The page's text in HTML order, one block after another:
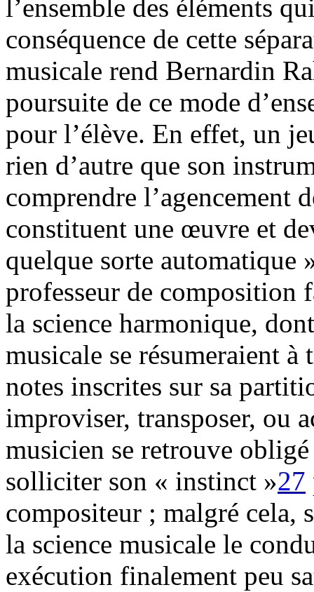
l’ensemble des éléments
conséquence de cette
musicale rend Bernardin
poursuite de ce mode
pour l’élève. En effet, un
rien d’autre que son
comprendre l’agencement
constituent une œuvre et
quelque sorte automatique
professeur de composition
la science harmonique,
musicale se résumeraient
notes inscrites sur sa
improviser, transposer, ou
musicien se retrouve
solliciter son « instinct »27
compositeur ; malgré cela,
la science musicale le
exécution finalement peu